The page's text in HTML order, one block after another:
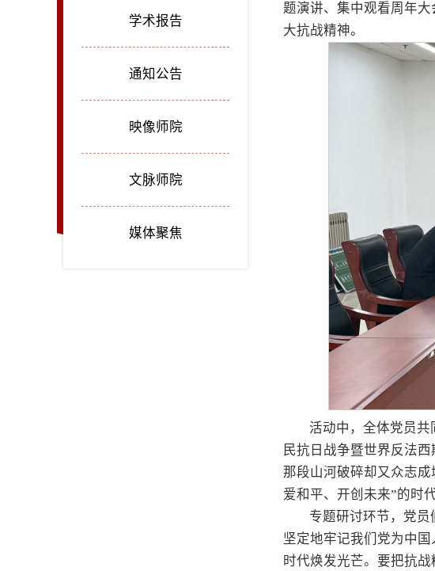
学术报告
通知公告
映像师院
文脉师院
媒体聚焦
题演讲、集中观看周年
大抗战精神。
活动中，全体党员
民抗日战争暨世界反法
那段山河破碎却又众志
爱和平、开创未来”的时代
专题研讨环节，党
坚定地牢记我们党为中
时代焕发光芒。要把抗